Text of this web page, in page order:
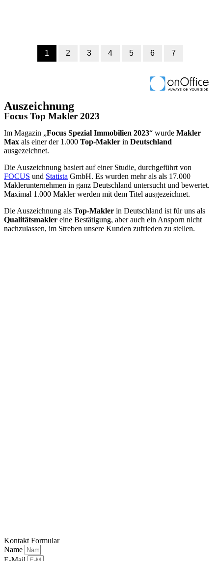
Auszeichnung
Focus Top Makler 2023
Im Magazin „Focus Spezial Immobilien 2023“ wurde Makler
Max als einer der 1.000 Top-Makler in Deutschland
ausgezeichnet.
Die Auszeichnung basiert auf einer Studie, durchgeführt von
FOCUS und Statista GmbH. Es wurden mehr als als 17.000
Maklerunternehmen in ganz Deutschland untersucht und bewertet.
Maximal 1.000 Makler werden mit dem Titel ausgezeichnet.
Die Auszeichnung als Top-Makler in Deutschland ist für uns als
Qualitätsmakler eine Bestätigung, aber auch ein Ansporn nicht
nachzulassen, im Streben unsere Kunden zufrieden zu stellen.
Kontakt Formular
Name